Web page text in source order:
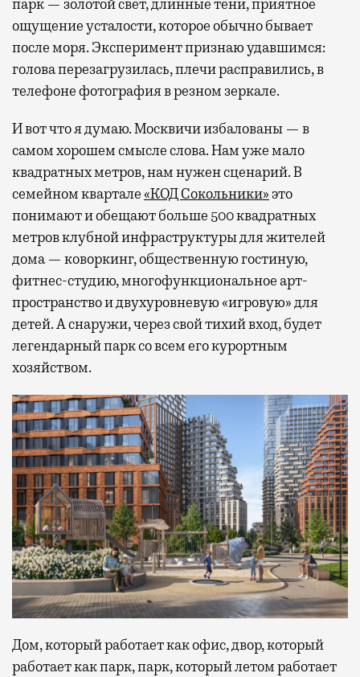
парк — золотой свет, длинные тени, приятное
ощущение усталости, которое обычно бывает
после моря. Эксперимент признаю удавшимся:
голова перезагрузилась, плечи расправились, в
телефоне фотография в резном зеркале.
И вот что я думаю. Москвичи избалованы — в
самом хорошем смысле слова. Нам уже мало
квадратных метров, нам нужен сценарий. В
семейном квартале«КОД Сокольники»это
понимают и обещают больше 500 квадратных
метров клубной инфраструктуры для жителей
дома — коворкинг, общественную гостиную,
фитнес-студию, многофункциональное арт-
пространство и двухуровневую «игровую» для
детей. А снаружи, через свой тихий вход, будет
легендарный парк со всем его курортным
хозяйством.
Дом, который работает как офис, двор, который
работает как парк, парк, который летом работает